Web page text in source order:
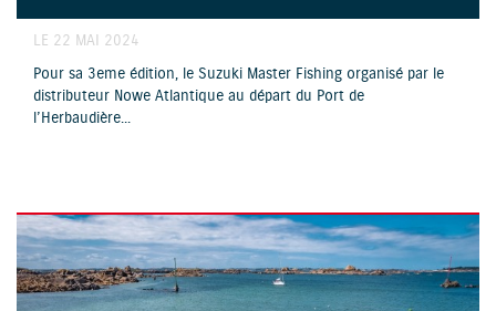
LE 22 MAI 2024
Pour sa 3eme édition, le Suzuki Master Fishing organisé par le
distributeur Nowe Atlantique au départ du Port de
l’Herbaudière...